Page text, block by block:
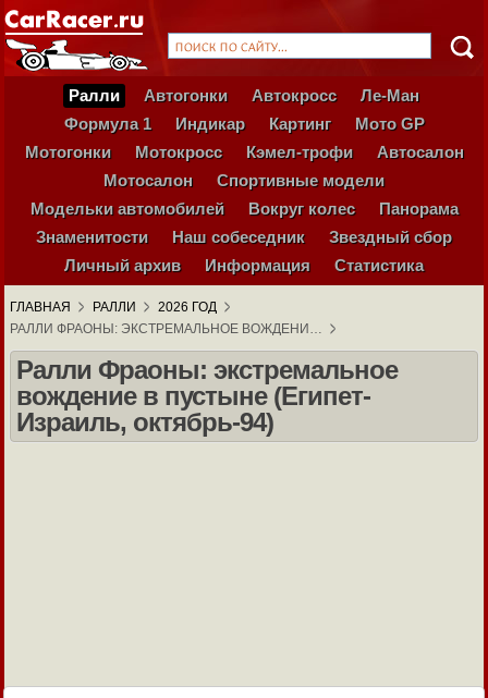
Ралли Автогонки Автокросс
Ле-Ман
Формула 1
Индикар Картинг
Мото GP
Мотогонки
Мотокросс Кэмел-трофи
Автосалон
Мотосалон
Спортивные модели
Модельки автомобилей
Вокруг колес
Панорама
Знаменитости
Наш собеседник
Звездный сбор
Личный архив
Информация Статистика
ГЛАВНАЯ РАЛЛИ
2026 ГОД
РАЛЛИ ФРАОНЫ: ЭКСТРЕМАЛЬНОЕ ВОЖДЕНИ…
Ралли Фраоны: экстремальное
вождение в пустыне (Египет-
Израиль, октябрь-94)